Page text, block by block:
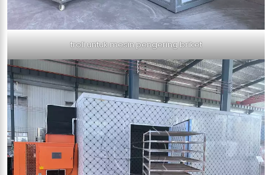
troli untuk mesin pengering briket